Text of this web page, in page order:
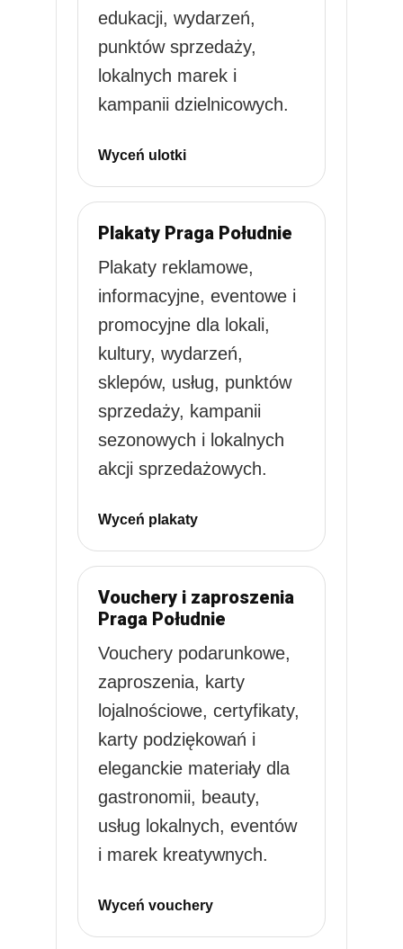
edukacji, wydarzeń,
punktów sprzedaży,
lokalnych marek i
kampanii dzielnicowych.
Wyceń ulotki
Plakaty Praga Południe
Plakaty reklamowe,
informacyjne, eventowe i
promocyjne dla lokali,
kultury, wydarzeń,
sklepów, usług, punktów
sprzedaży, kampanii
sezonowych i lokalnych
akcji sprzedażowych.
Wyceń plakaty
Vouchery i zaproszenia
Praga Południe
Vouchery podarunkowe,
zaproszenia, karty
lojalnościowe, certyfikaty,
karty podziękowań i
eleganckie materiały dla
gastronomii, beauty,
usług lokalnych, eventów
i marek kreatywnych.
Wyceń vouchery